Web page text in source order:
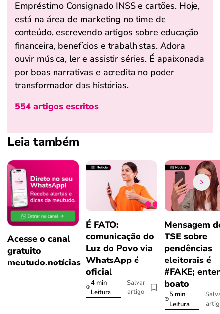
Empréstimo Consignado INSS e cartões. Hoje,
está na área de marketing no time de
conteúdo, escrevendo artigos sobre educação
financeira, benefícios e trabalhistas. Adora
ouvir música, ler e assistir séries. É apaixonada
por boas narrativas e acredita no poder
transformador das histórias.
554 artigos escritos
Leia também
Acesse o canal
gratuito
meutudo.notícias
É FATO:
comunicação do
Luz do Povo via
WhatsApp é
oficial
4 min
Leitura
Salvar
artigo
Mensagem
TSE sobre
pendências
eleitorais é
#FAKE;
boato
5 min
Leitura